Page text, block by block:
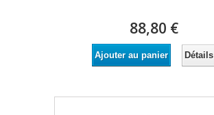
88,80 €
Ajouter au panier Détails